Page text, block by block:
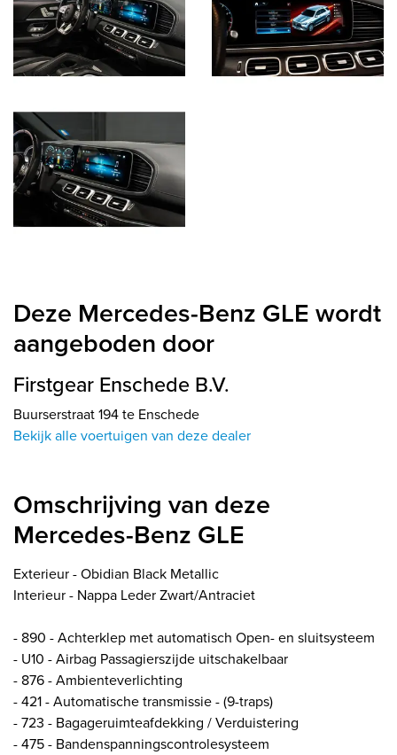
Deze Mercedes-Benz GLE wordt
aangeboden door
Firstgear Enschede B.V.
Buurserstraat 194 te Enschede
Bekijk alle voertuigen van deze dealer
Omschrijving van deze
Mercedes-Benz GLE
Exterieur - Obidian Black Metallic
Interieur - Nappa Leder Zwart/Antraciet
- 890 - Achterklep met automatisch Open- en sluitsysteem
- U10 - Airbag Passagierszijde uitschakelbaar
- 876 - Ambienteverlichting
- 421 - Automatische transmissie - (9-traps)
- 723 - Bagageruimteafdekking / Verduistering
- 475 - Bandenspanningscontrolesysteem